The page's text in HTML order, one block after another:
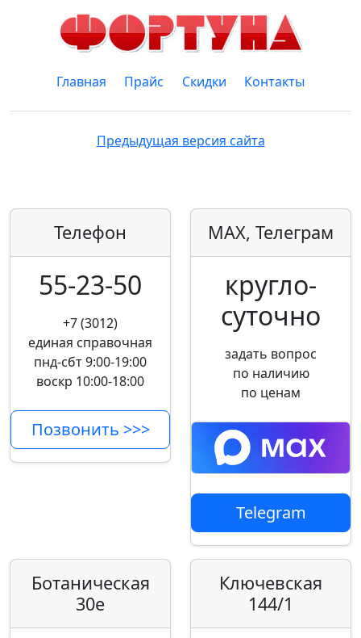
Главная Прайс Скидки Контакты
Предыдущая версия сайта
Телефон
55-23-50
+7 (3012)
единая справочная
пнд-сбт 9:00-19:00
воскр 10:00-18:00
Позвонить >>>
MAX, Телеграм
кругло­
суточно
задать вопрос
по наличию
по ценам
Telegram
Ботаническая
30е
Ключевская
144/1